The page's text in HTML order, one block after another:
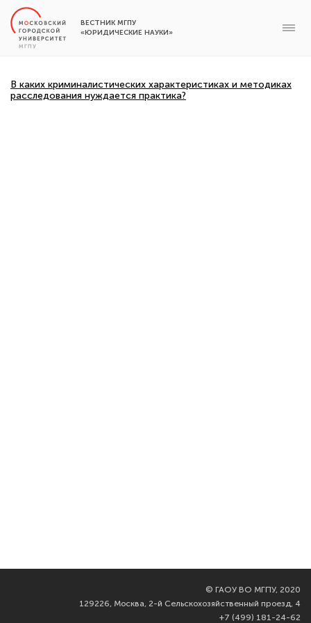
ВЕСТНИК МГПУ
«ЮРИДИЧЕСКИЕ НАУКИ»
В каких криминалистических характеристиках и методиках
расследования нуждается практика?
© ГАОУ ВО МГПУ, 2020
129226, Москва, 2-й Сельскохозяйственный проезд, 4
+7 (499) 181-24-62